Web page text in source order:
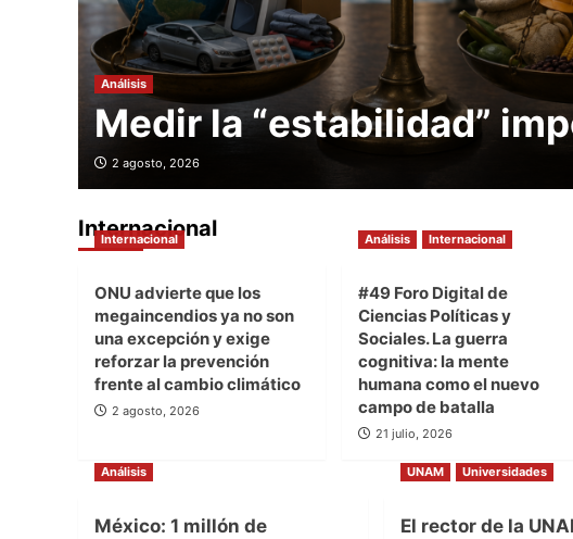
Análisis
Medir la “estabilidad”
2 agosto, 2026
Internacional
Internacional
ONU advierte que los
megaincendios ya no son
una excepción y exige
reforzar la prevención
frente al cambio climático
2 agosto, 2026
Análisis Internacional
#49 Foro Digital de
Ciencias Políticas y
Sociales. La guerra
cognitiva: la mente
humana como el nuevo
campo de batalla
21 julio, 2026
Análisis
México: 1 millón de
UNAM Universidades
El rector de la